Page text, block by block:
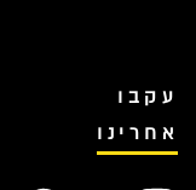
עקבו
אחרינו